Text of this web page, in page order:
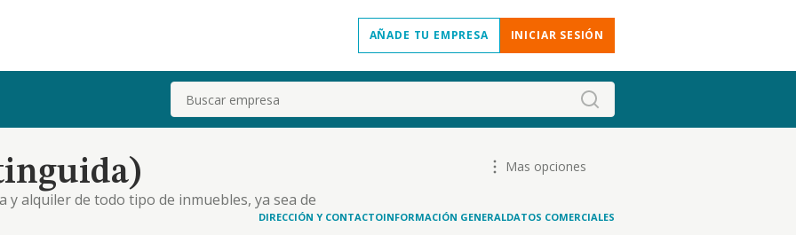
AÑADE TU EMPRESA INICIAR SESIÓN
Buscar
alquiler de todo tipo de inmuebles, ya sea de
locales chalets, apartamentos garajes....
Mas opciones
DIRECCIÓN Y CONTACTOINFORMACIÓN GENERALDATOS COMERCIALES